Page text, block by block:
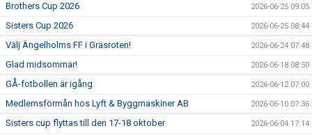
Brothers Cup 2026 2026-06-25 09:05
Sisters Cup 2026 2026-06-25 08:44
Välj Ängelholms FF i Gräsroten! 2026-06-24 07:48
Glad midsommar! 2026-06-18 08:50
GÅ-fotbollen är igång 2026-06-12 07:00
Medlemsförmån hos Lyft & Byggmaskiner AB 2026-06-10 07:36
Sisters cup flyttas till den 17-18 oktober 2026-06-04 17:14